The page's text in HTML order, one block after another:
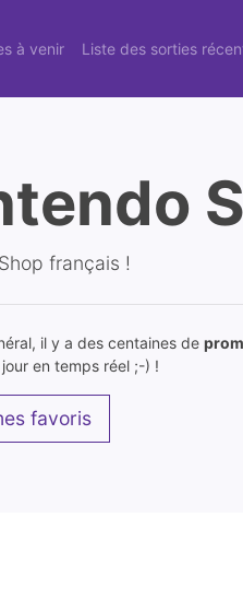
à venir Liste des sorties
français !
il y a des centaines de
en temps réel ;-) !
favoris